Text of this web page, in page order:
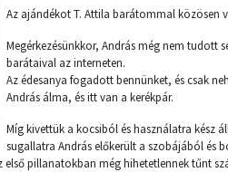
Az ajándékot T. Attila barátommal közösen
Megérkezésünkkor, András még nem
barátaival az interneten.
Az édesanya fogadott bennünket, és csak
András álma, és itt van a kerékpár.
Míg kivettük a kocsiból és használatra kész
sugallatra András előkerült a szobájából és
pillanatokban még hihetetlennek tűnt